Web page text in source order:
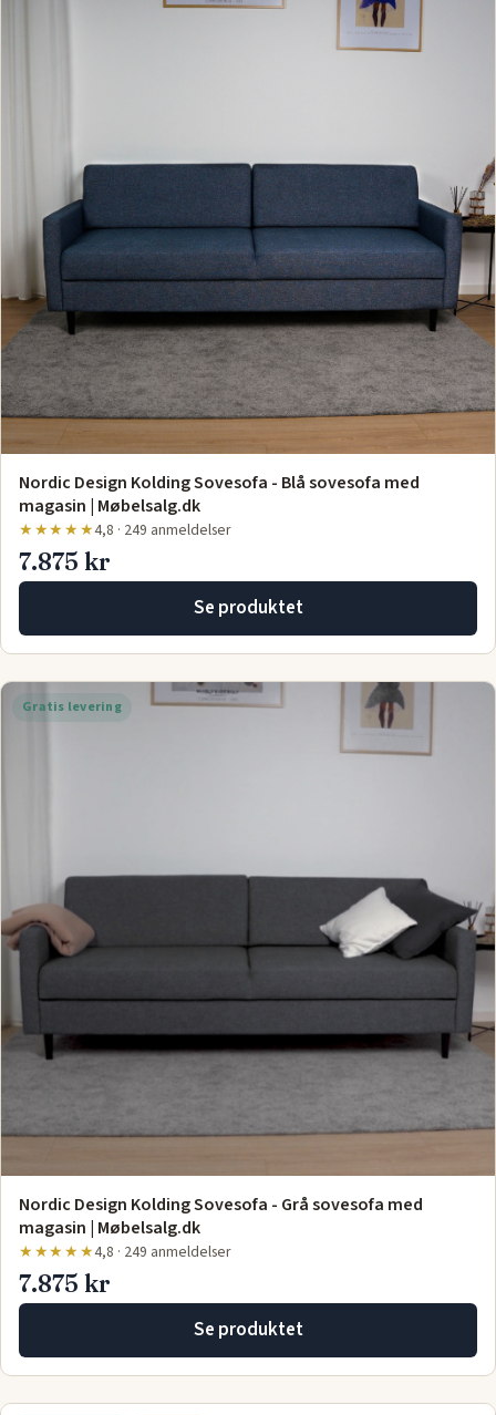
Nordic Design Kolding Sovesofa - Blå sovesofa med
magasin | Møbelsalg.dk
★★★★★4,8 · 249 anmeldelser
7.875 kr
Se produktet
Gratis levering
Nordic Design Kolding Sovesofa - Grå sovesofa med
magasin | Møbelsalg.dk
★★★★★4,8 · 249 anmeldelser
7.875 kr
Se produktet